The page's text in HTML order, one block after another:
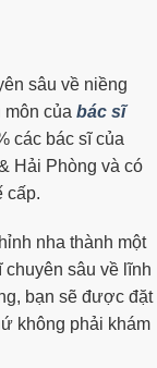
sâu về niềng
của bác sĩ
các bác sĩ của
Hải Phòng và có
cấp.
nha thành một
chuyên sâu về lĩnh
bạn sẽ được đặt
không phải khám